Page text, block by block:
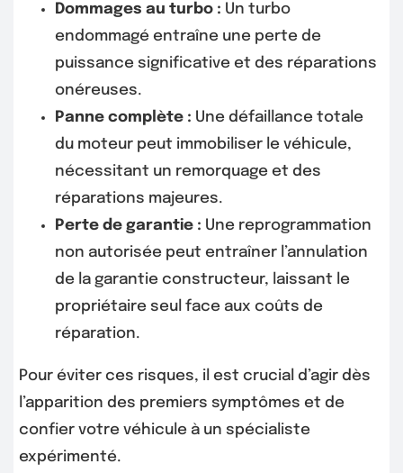
Dommages au turbo : Un turbo
endommagé entraîne une perte de
puissance significative et des réparations
onéreuses.
Panne complète : Une défaillance totale
du moteur peut immobiliser le véhicule,
nécessitant un remorquage et des
réparations majeures.
Perte de garantie : Une reprogrammation
non autorisée peut entraîner l’annulation
de la garantie constructeur, laissant le
propriétaire seul face aux coûts de
réparation.
Pour éviter ces risques, il est crucial d’agir dès
l’apparition des premiers symptômes et de
confier votre véhicule à un spécialiste
expérimenté.